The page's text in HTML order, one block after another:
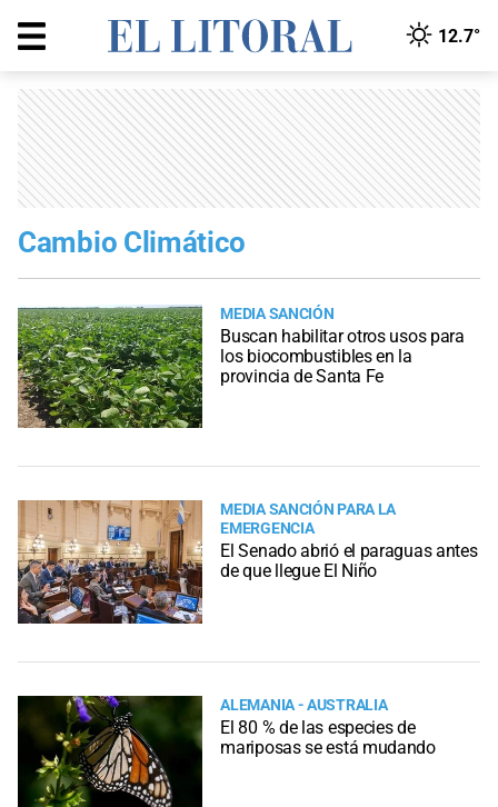
12.7°
Cambio Climático
MEDIA SANCIÓN
Buscan habilitar otros usos para
los biocombustibles en la
provincia de Santa Fe
MEDIA SANCIÓN PARA LA
EMERGENCIA
El Senado abrió el paraguas antes
de que llegue El Niño
ALEMANIA - AUSTRALIA
El 80 % de las especies de
mariposas se está mudando